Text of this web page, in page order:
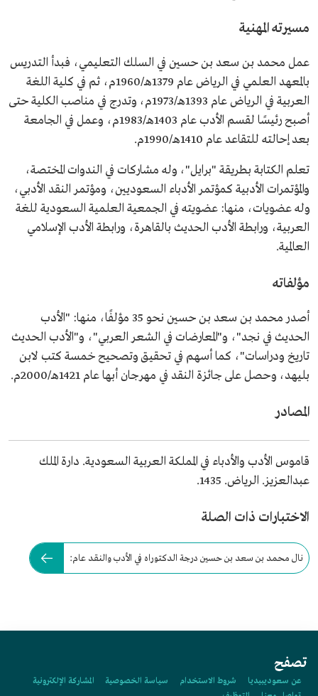
مسيرته المهنية
عمل محمد بن سعد بن حسين في السلك التعليمي، فبدأ التدريس
بالمعهد العلمي في الرياض عام 1379هـ/1960م، ثم في كلية اللغة
العربية في الرياض عام 1393هـ/1973م، وتدرج في مناصب الكلية حتى
أصبح رئيسًا لقسم الأدب عام 1403هـ/1983م، وعمل في الجامعة
بعد إحالته للتقاعد عام 1410هـ/1990م.
تعلم الكتابة بطريقة "برايل"، وله مشاركات في الندوات المختصة،
والمؤتمرات الأدبية كمؤتمر الأدباء السعوديين، ومؤتمر النقد الأدبي،
وله عضويات، منها: عضويته في الجمعية العلمية السعودية للغة
العربية، ورابطة الأدب الحديث بالقاهرة، ورابطة الأدب الإسلامي
العالمية.
مؤلفاته
أصدر محمد بن سعد بن حسين نحو 35 مؤلفًا، منها: "الأدب
الحديث في نجد"، و"المعارضات في الشعر العربي"، و"الأدب الحديث
تاريخ ودراسات"، كما أسهم في تحقيق وتصحيح خمسة كتب لابن
بليهد، وحصل على جائزة النقد في مهرجان أبها عام 1421هـ/2000م.
المصادر
قاموس الأدب والأدباء في المملكة العربية السعودية. دارة الملك
عبدالعزيز. الرياض. 1435.
الاختبارات ذات الصلة
نال محمد بن سعد بن حسين درجة الدكتوراه في الأدب والنقد عام:
تصفح
عن سعوديبيديا شروط الاستخدام سياسة الخصوصية
المشاركة الإلكترونية